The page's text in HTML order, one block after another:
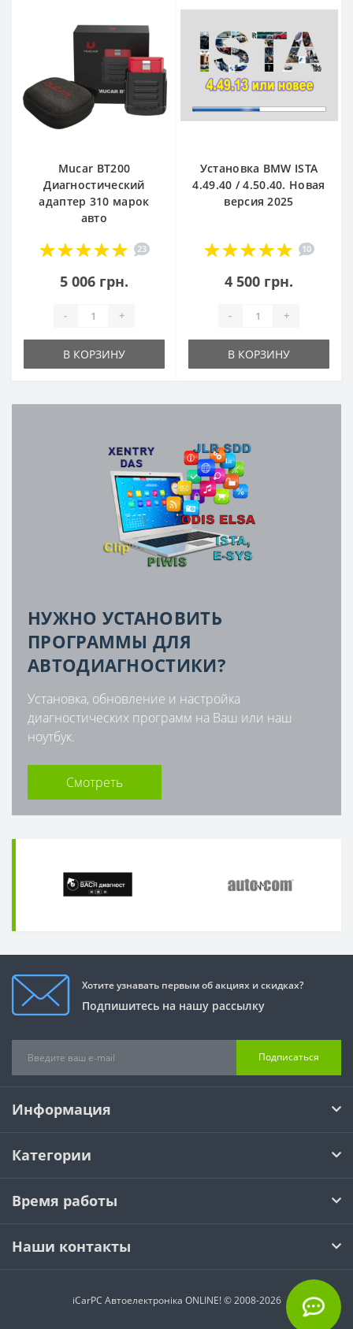
Mucar BT200
Диагностический
адаптер 310 марок
авто
23
5 006 грн.
- +
В КОРЗИНУ
Установка BMW ISTA
4.49.40 / 4.50.40. Новая
версия 2025
10
4 500 грн.
- +
В КОРЗИНУ
НУЖНО УСТАНОВИТЬ
ПРОГРАММЫ ДЛЯ
АВТОДИАГНОСТИКИ?
Установка, обновление и настройка
диагностических программ на Ваш или наш
ноутбук.
Смотреть
Хотите узнавать первым об акциях и скидках?
Подпишитесь на нашу рассылку
Подписаться
Информация
Категории
Время работы
Наши контакты
iCarPC Автоелектроніка ONLINE! © 2008-2026